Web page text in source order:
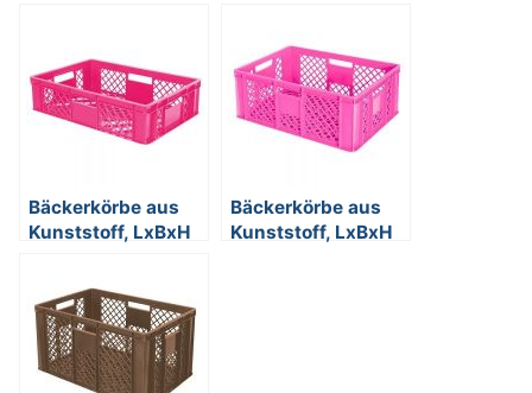
Bäckerkörbe aus
Kunststoff, LxBxH
mm, 27 Liter, violett
Bäckerkörbe aus
Kunststoff, LxBxH